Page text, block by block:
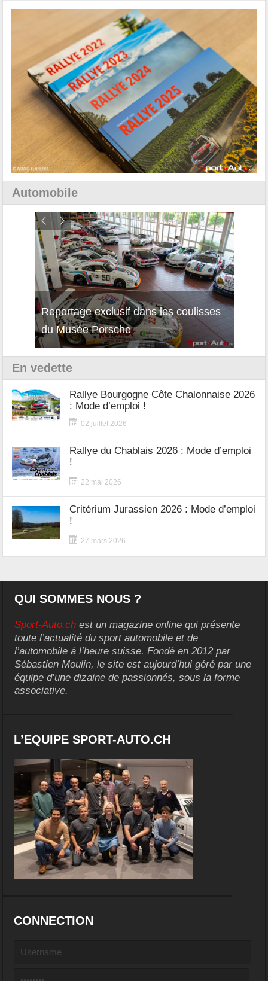
Automobile
Reportage exclusif dans les coulisses
du Musée Porsche
En vedette
Rallye Bourgogne Côte Chalonnaise 2026
: Mode d’emploi !
02 juillet 2026
Rallye du Chablais 2026 : Mode d’emploi
!
22 mai 2026
Critérium Jurassien 2026 : Mode d’emploi
!
27 mars 2026
QUI SOMMES NOUS ?
Sport-Auto.ch est un magazine online qui présente
toute l’actualité du sport automobile et de
l’automobile à l’heure suisse. Fondé en 2012 par
Sébastien Moulin, le site est aujourd’hui géré par une
équipe d’une dizaine de passionnés, sous la forme
associative.
L’EQUIPE SPORT-AUTO.CH
CONNECTION